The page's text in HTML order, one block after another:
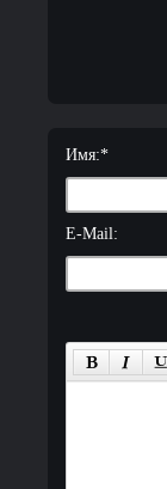
Имя:*
E-Mail: